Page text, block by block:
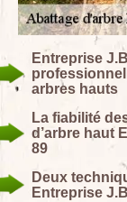
Entreprise
arbres hauts
La fiabilité
d’arbre haut
89
Deux
Entreprise